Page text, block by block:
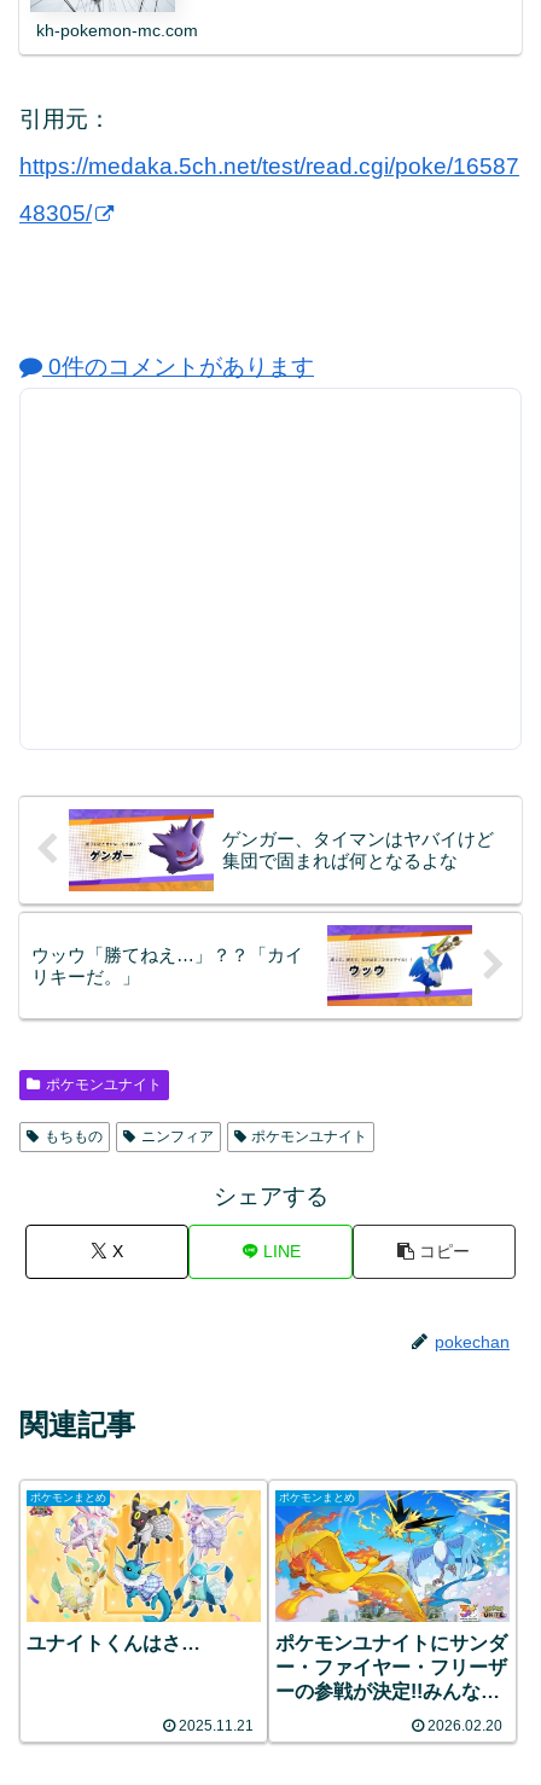
kh-pokemon-mc.com
引用元：
https://medaka.5ch.net/test/read.cgi/poke/16587
48305/
0件のコメントがあります
ゲンガー、タイマンはヤバイけど
集団で固まれば何となるよな
ウッウ「勝てねえ…」？？「カイ
リキーだ。」
ポケモンユナイト
もちもの ニンフィア ポケモンユナイト
シェアする
X LINE コピー
pokechan
関連記事
ポケモンまとめ
ユナイトくんはさ…
2025.11.21
ポケモンまとめ
ポケモンユナイトにサンダ
ー・ファイヤー・フリーザ
ーの参戦が決定!!みんなの
2026.02.20